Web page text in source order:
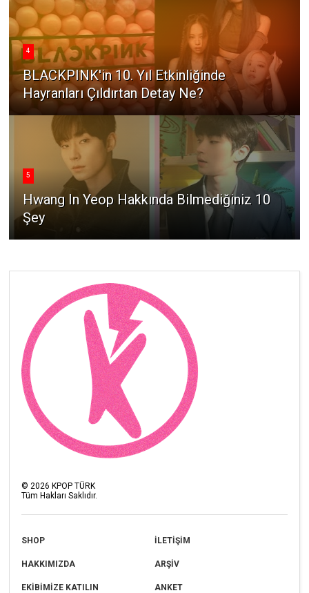
4
BLACKPINK'in 10. Yıl Etkinliğinde
Hayranları Çıldırtan Detay Ne?
5
Hwang In Yeop Hakkında Bilmediğiniz 10
Şey
© 2026 KPOP TÜRK
Tüm Hakları Saklıdır.
SHOP İLETİŞİM
HAKKIMIZDA ARŞİV
EKİBİMİZE KATILIN ANKET